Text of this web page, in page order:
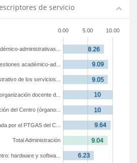
de servicio
0.00 5.00 10.00
hardware y softwa...
Total Administración
por el PTGAS del C...
del Centro (órgano...
docente d...
de los servicios...
académico-ad...
administrativas...